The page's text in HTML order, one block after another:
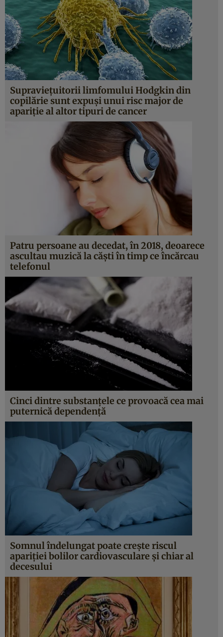
Supravieţuitorii limfomului Hodgkin din
copilărie sunt expuşi unui risc major de
apariţie al altor tipuri de cancer
Patru persoane au decedat, în 2018, deoarece
ascultau muzică la căşti în timp ce încărcau
telefonul
Cinci dintre substanţele ce provoacă cea mai
puternică dependenţă
Somnul îndelungat poate creşte riscul
apariţiei bolilor cardiovasculare şi chiar al
decesului